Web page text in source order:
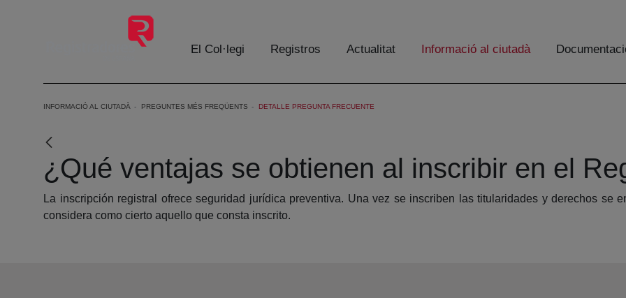
Salta al contingut principal
El Col·legi Registros Actualitat Informació al ciutadà
INFORMACIÓ AL CIUTADÀ PREGUNTES MÉS FREQÜENTS DETALLE PREGUNTA FRECUENTE
¿Qué ventajas se obtienen al inscribir en el
La inscripción registral ofrece seguridad jurídica preventiva. Una vez se inscriben las titularidades y derechos se
considera como cierto aquello que consta inscrito.